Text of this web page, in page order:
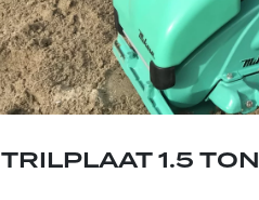
TRILPLAAT 1.5 TON